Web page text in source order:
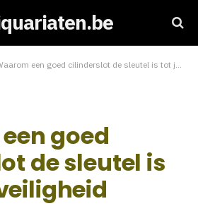
een goed cilinderslot de sleutel is tot jouw veiligheid
goed
de sleutel is